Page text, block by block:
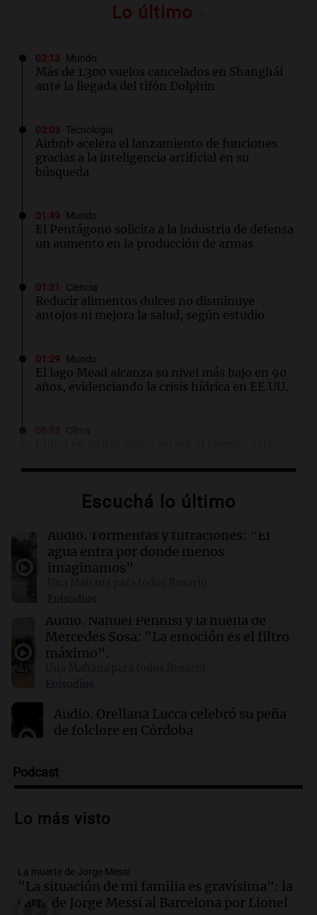
Lo último
02:13 Mundo
Más de 1.300 vuelos cancelados en Shanghái
ante la llegada del tifón Dolphin
02:03 Tecnología
Airbnb acelera el lanzamiento de funciones
gracias a la inteligencia artificial en su
búsqueda
01:49 Mundo
El Pentágono solicita a la industria de defensa
un aumento en la producción de armas
01:31 Ciencia
Reducir alimentos dulces no disminuye
antojos ni mejora la salud, según estudio
01:29 Mundo
El lago Mead alcanza su nivel más bajo en 90
años, evidenciando la crisis hídrica en EE.UU.
Clima
este domingo 9 de agosto
00:21 Clima
este domingo 9 de agosto
Clima
Clima en Santa Fe: cómo estará el tiempo este
Escuchá lo último
Audio. Tormentas y filtraciones: "El
agua entra por donde menos
imaginamos"
Episodios
Audio. Nahuel Pennisi y la huella de
Mercedes Sosa: "La emoción es el filtro
máximo".
Episodios
Audio. Orellana Lucca celebró su peña
de folclore en Córdoba
Audio.Trágico accidente en Mendoza:
vehículos desde un puente
Audio.Tragedia en Mendoza: un muerto
y cinco heridos tras caer dos autos desde
un puente
Podcast
Lo más visto
La muerte de Jorge Messi
"La situación de mi familia es gravísima": la
carta de Jorge Messi al Barcelona por Lionel